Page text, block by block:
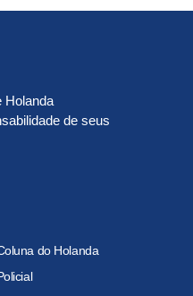
Holanda
de seus
do Holanda